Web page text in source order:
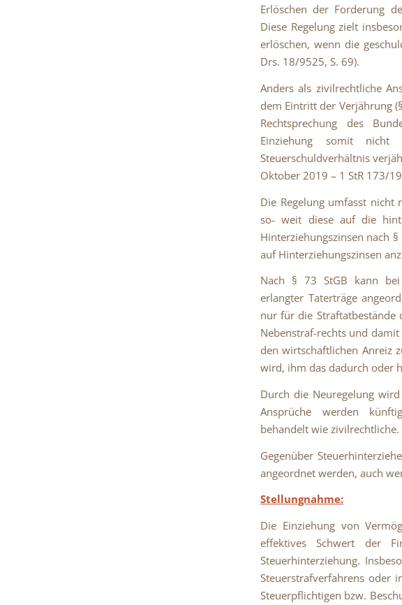
Erlöschen der Forderung
Diese Regelung zielt
erlöschen, wenn die
Drs. 18/9525, S. 69).
Anders als zivilrechtliche
dem Eintritt der Verjährung
Rechtsprechung des
Einziehung somit
Steuerschuldverhältnis
Oktober 2019 – 1 StR 173/
Die Regelung umfasst nicht
so- weit diese auf die
Hinterziehungszinsen nach
auf Hinterziehungszinsen
Nach § 73 StGB kann
erlangter Taterträge
nur für die Straftatbestände
Nebenstraf-rechts und
den wirtschaftlichen Anreiz
wird, ihm das dadurch oder
Durch die Neuregelung
Ansprüche werden
behandelt wie zivilrechtliche.
Gegenüber
angeordnet werden, auch
Stellungnahme:
Die Einziehung von
effektives Schwert der
Steuerhinterziehung.
Steuerstrafverfahrens oder
Steuerpflichtigen bzw.